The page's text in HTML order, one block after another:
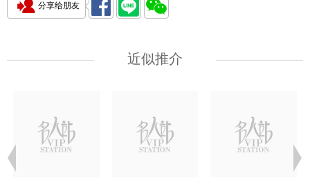
分享给朋友
近似推介